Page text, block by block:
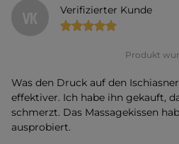
VK Verifizierter Kunde
Produkt
Was den Druck auf den
effektiver. Ich habe ihn gekauft,
schmerzt. Das Massagekissen
ausprobiert.